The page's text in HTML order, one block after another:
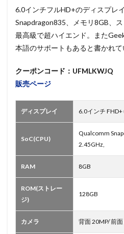
6.0インチフルHD+のディスプレ
Snapdragon835、メモリ8GB、
最高級で超ハイエンド。また
本語のサポートもあると書かれて
クーポンコード：UFMLKWJQ
販売ページ
ディスプレイ 6.0インチ
SoC(CPU)
Qualcomm
2.45GHz,
RAM 8GB
ROM(ストレー
ジ)
128GB
カメラ 背面 20MP/ 前